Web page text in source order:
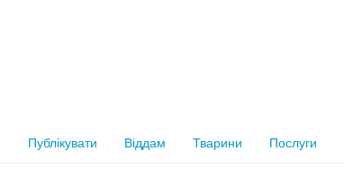
Публікувати Віддам Тварини Послуги